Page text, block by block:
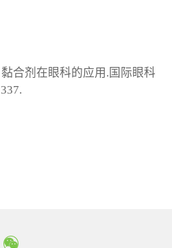
合剂在眼科的应用.国际眼科